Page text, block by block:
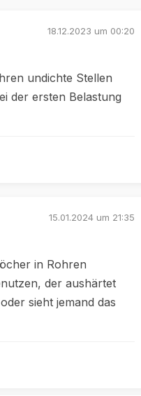
18.12.2023 um 00:20
undichte Stellen
der ersten Belastung
15.01.2024 um 21:35
in Rohren
der aushärtet
sieht jemand das